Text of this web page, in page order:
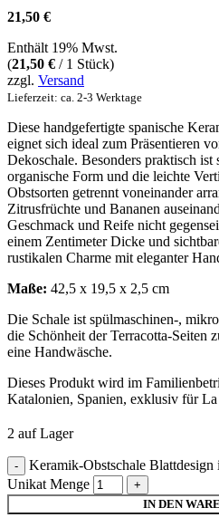
21,50 €
Enthält 19% Mwst.
(21,50 € / 1 Stück)
zzgl. Versand
Lieferzeit: ca. 2-3 Werktage
Diese handgefertigte spanische
eignet sich ideal zum Präsentieren
Dekoschale. Besonders praktisch
organische Form und die leichte
Obstsorten getrennt voneinander
Zitrusfrüchte und Bananen
Geschmack und Reife nicht
einem Zentimeter Dicke und
rustikalen Charme mit eleganter
Maße: 42,5 x 19,5 x 2,5 cm
Die Schale ist spülmaschinen-,
die Schönheit der Terracotta-Seiten
eine Handwäsche.
Dieses Produkt wird im
Katalonien, Spanien, exklusiv für
2 auf Lager
Keramik-Obstschale Blattdesign
Unikat Menge
IN DEN